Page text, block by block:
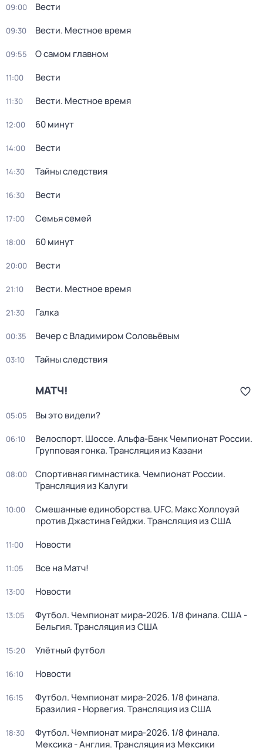
09:00 Вести
09:30 Вести. Местное время
09:55 О самом главном
11:00 Вести
11:30 Вести. Местное время
12:00 60 минут
14:00 Вести
14:30 Тайны следствия
16:30 Вести
17:00 Семья семей
18:00 60 минут
20:00 Вести
21:10 Вести. Местное время
21:30 Галка
00:35 Вечер с Владимиром Соловьёвым
03:10 Тайны следствия
МАТЧ!
05:05 Вы это видели?
06:10
Велоспорт. Шоссе. Альфа-Банк Чемпионат России.
Групповая гонка. Трансляция из Казани
08:00
Спортивная гимнастика. Чемпионат России.
Трансляция из Калуги
10:00
Смешанные единоборства. UFC. Макс Холлоуэй
против Джастина Гейджи. Трансляция из США
11:00 Новости
11:05 Все на Матч!
13:00 Новости
13:05
Футбол. Чемпионат мира-2026. 1/8 финала. США -
Бельгия. Трансляция из США
15:20 Улётный футбол
16:10 Новости
16:15
Футбол. Чемпионат мира-2026. 1/8 финала.
Бразилия - Норвегия. Трансляция из США
18:30
Футбол. Чемпионат мира-2026. 1/8 финала.
Мексика - Англия. Трансляция из Мексики